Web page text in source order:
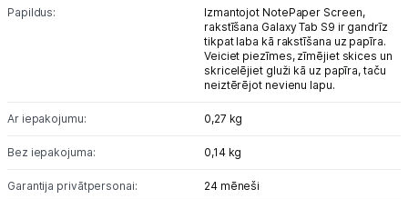
Papildus:
Izmantojot NotePaper Screen,
rakstīšana Galaxy Tab S9 ir gandrīz
tikpat laba kā rakstīšana uz papīra.
Veiciet piezīmes, zīmējiet skices un
skricelējiet gluži kā uz papīra, taču
neiztērējot nevienu lapu.
Ar iepakojumu: 0,27 kg
Bez iepakojuma: 0,14 kg
Garantija privātpersonai: 24 mēneši